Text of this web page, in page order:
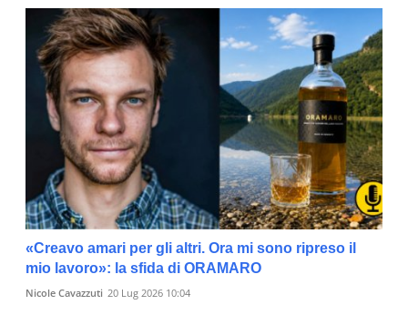
«Creavo amari per gli altri. Ora mi sono ripreso il
mio lavoro»: la sfida di ORAMARO
Nicole Cavazzuti 20 Lug 2026 10:04